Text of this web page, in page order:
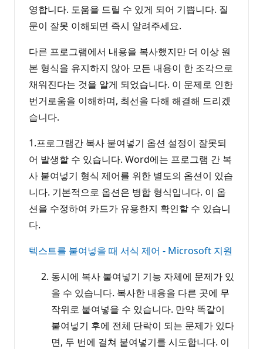
영합니다. 도움을 드릴 수 있게 되어 기쁩니다. 질
문이 잘못 이해되면 즉시 알려주세요.
다른 프로그램에서 내용을 복사했지만 더 이상 원
본 형식을 유지하지 않아 모든 내용이 한 조각으로
채워진다는 것을 알게 되었습니다. 이 문제로 인한
번거로움을 이해하며, 최선을 다해 해결해 드리겠
습니다.
1.프로그램간 복사 붙여넣기 옵션 설정이 잘못되
어 발생할 수 있습니다. Word에는 프로그램 간 복
사 붙여넣기 형식 제어를 위한 별도의 옵션이 있습
니다. 기본적으로 옵션은 병합 형식입니다. 이 옵
션을 수정하여 카드가 유용한지 확인할 수 있습니
다.
텍스트를 붙여넣을 때 서식 제어 - Microsoft 지원
동시에 복사 붙여넣기 기능 자체에 문제가 있
을 수 있습니다. 복사한 내용을 다른 곳에 무
작위로 붙여넣을 수 있습니다. 만약 똑같이
붙여넣기 후에 전체 단락이 되는 문제가 있다
면, 두 번에 걸쳐 붙여넣기를 시도합니다. 이